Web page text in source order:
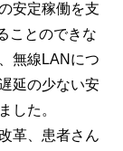
安定稼働を支
ことのできな
無線LANにつ
延の少ない安
した。
革、患者さん